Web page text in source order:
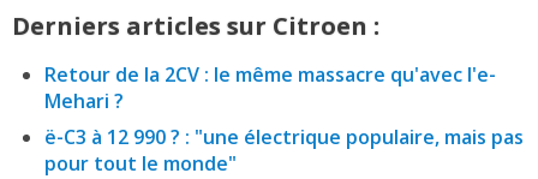
Derniers articles sur Citroen :
Retour de la 2CV : le même massacre qu'avec l'e-
Mehari ?
ë-C3 à 12 990 ? : "une électrique populaire, mais pas
pour tout le monde"